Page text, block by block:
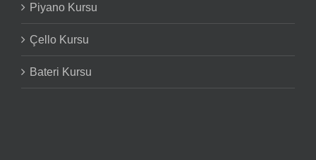
Piyano Kursu
Çello Kursu
Bateri Kursu